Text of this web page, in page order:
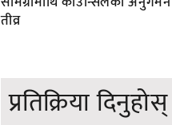
तीव्र
प्रतिक्रिया दिनुहोस्